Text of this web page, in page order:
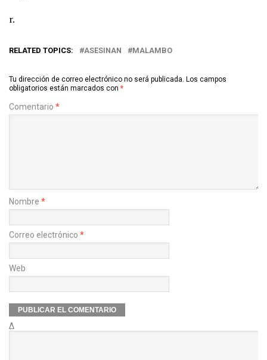
r.
RELATED TOPICS: ASESINAN MALAMBO
Tu dirección de correo electrónico no será publicada. Los campos
obligatorios están marcados con *
Comentario *
Nombre *
Correo electrónico *
Web
Δ